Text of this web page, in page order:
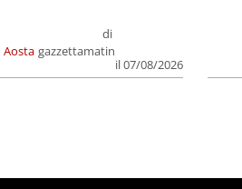
Aosta
di
gazzettamatin
il 07/08/2026